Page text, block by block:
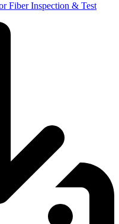
Fiber Inspection & Test